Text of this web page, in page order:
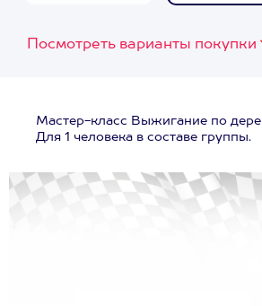
Посмотреть варианты покупки
Мастер-класс Выжигание по
Для 1 человека в составе группы.